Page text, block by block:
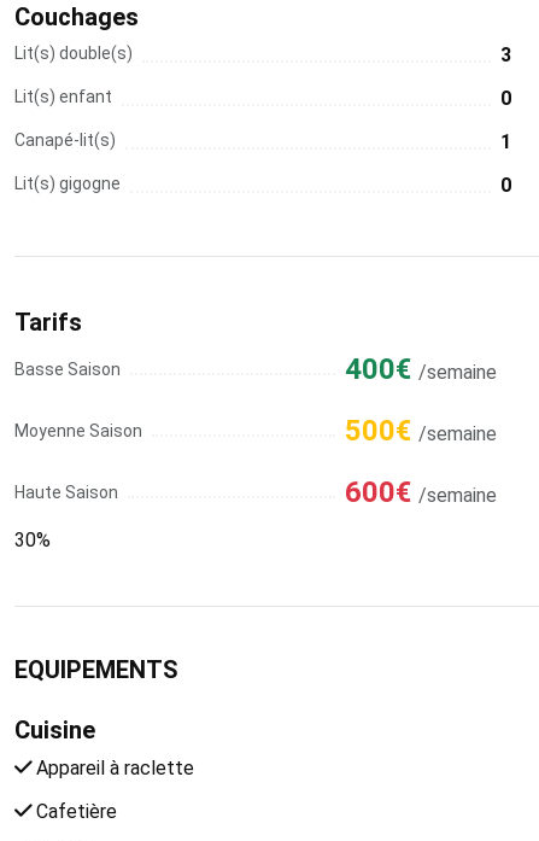
Couchages
Lit(s) double(s) 3
Lit(s) enfant 0
Canapé-lit(s) 1
Lit(s) gigogne 0
Tarifs
Basse Saison 400€ /semaine
Moyenne Saison 500€ /semaine
Haute Saison 600€ /semaine
30%
EQUIPEMENTS
Cuisine
Appareil à raclette
Cafetière